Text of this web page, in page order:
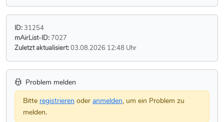
ID:31254
mAirList-ID: 7027
Zuletzt aktualisiert:03.08.2026 12:48 Uhr
Problem melden
Bitte registrieren oder anmelden, um ein Problem zu
melden.